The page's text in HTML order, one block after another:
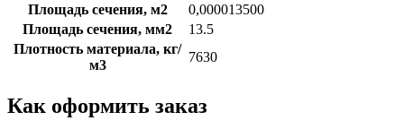
Площадь сечения, м2
0,000013500
Площадь сечения, мм2
13.5
Плотность материала, кг/
м3
7630
Как оформить заказ